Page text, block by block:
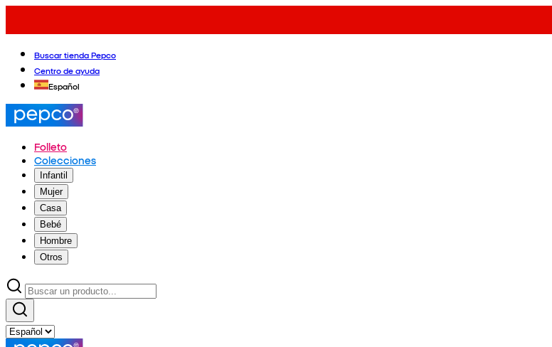
Buscar tienda Pepco
Centro de ayuda
Español
Folleto
Colecciones
Infantil
Mujer
Casa
Bebé
Hombre
Otros